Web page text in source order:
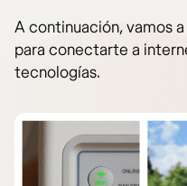
A continuación, vamos
para conectarte a
tecnologías.